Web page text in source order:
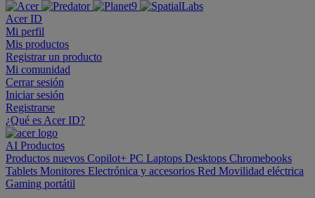
Acer ID
Mi perfil
Mis productos
Registrar un producto
Mi comunidad
Cerrar sesión
Iniciar sesión
Registrarse
¿Qué es Acer ID?
AI Productos
Productos nuevos Copilot+ PC Laptops Desktops Chromebooks
Tablets Monitores Electrónica y accesorios Red Movilidad eléctrica
Gaming portátil